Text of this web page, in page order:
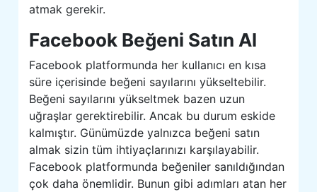
atmak gerekir.
Facebook Beğeni Satın Al
Facebook platformunda her kullanıcı en kısa
süre içerisinde beğeni sayılarını yükseltebilir.
Beğeni sayılarını yükseltmek bazen uzun
uğraşlar gerektirebilir. Ancak bu durum eskide
kalmıştır. Günümüzde yalnızca beğeni satın
almak sizin tüm ihtiyaçlarınızı karşılayabilir.
Facebook platformunda beğeniler sanıldığından
çok daha önemlidir. Bunun gibi adımları atan her